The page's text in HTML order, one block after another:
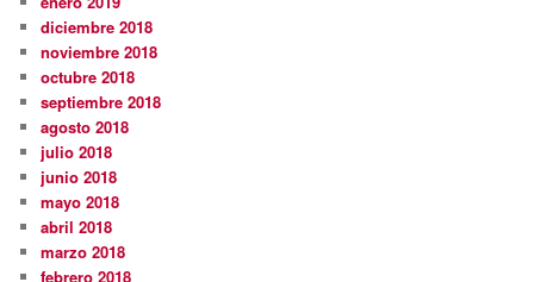
diciembre 2018
noviembre 2018
octubre 2018
septiembre 2018
agosto 2018
julio 2018
junio 2018
mayo 2018
abril 2018
marzo 2018
febrero 2018